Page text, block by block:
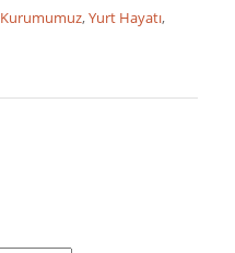
Kurumumuz,Yurt Hayatı,